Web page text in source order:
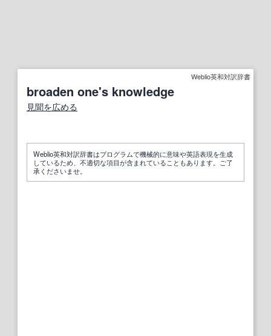
Weblio英和対訳辞書
broaden one's knowledge
見聞を広める
Weblio英和対訳辞書はプログラムで機械的に意味や英語表現を生成
しているため、不適切な項目が含まれていることもあります。ご了
承くださいませ。